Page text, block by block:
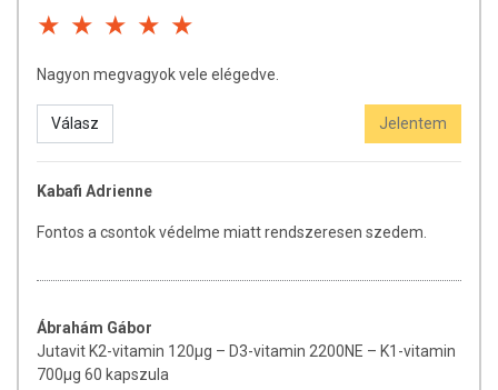
Nagyon megvagyok vele elégedve.
Válasz Jelentem
Kabafi Adrienne
Fontos a csontok védelme miatt rendszeresen szedem.
Ábrahám Gábor
Jutavit K2-vitamin 120µg – D3-vitamin 2200NE – K1-vitamin
700µg 60 kapszula